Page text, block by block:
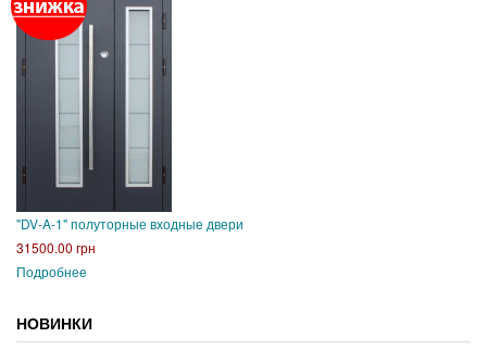
"DV-A-1" полуторные входные двери
31500.00 грн
Подробнее
НОВИНКИ